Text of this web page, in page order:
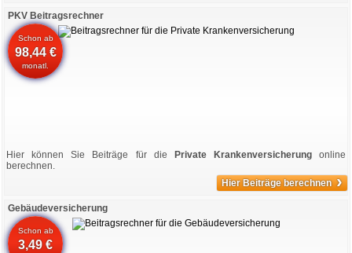
PKV Beitragsrechner
Schon ab
98,44 €
monatl.
Hier können Sie Beiträge für die Private Krankenversicherungonline
berechnen.
Hier Beiträge berechnen ›
Gebäudeversicherung
Schon ab
3,49 €